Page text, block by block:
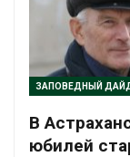
В
юбилей